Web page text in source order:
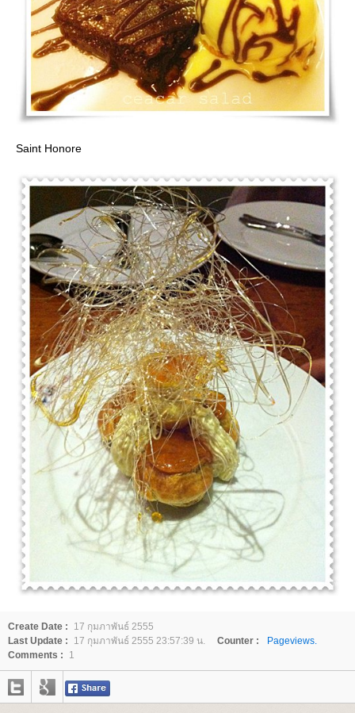
Saint Honore
Create Date :
17 กุมภาพันธ์ 2555
Last Update :
17 กุมภาพันธ์ 2555 23:57:39 น. Counter :
Pageviews.
Comments :
1